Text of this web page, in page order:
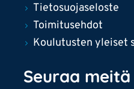
Tietosuojaseloste
Toimitusehdot
Koulutusten yleiset
Seuraa meitä